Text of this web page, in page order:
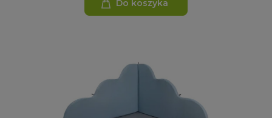
Do koszyka